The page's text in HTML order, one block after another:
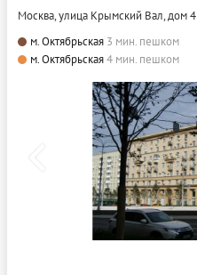
Москва, улица Крымский Вал, дом 4
м. Октябрьская 3 мин. пешком
м. Октябрьская4 мин. пешком